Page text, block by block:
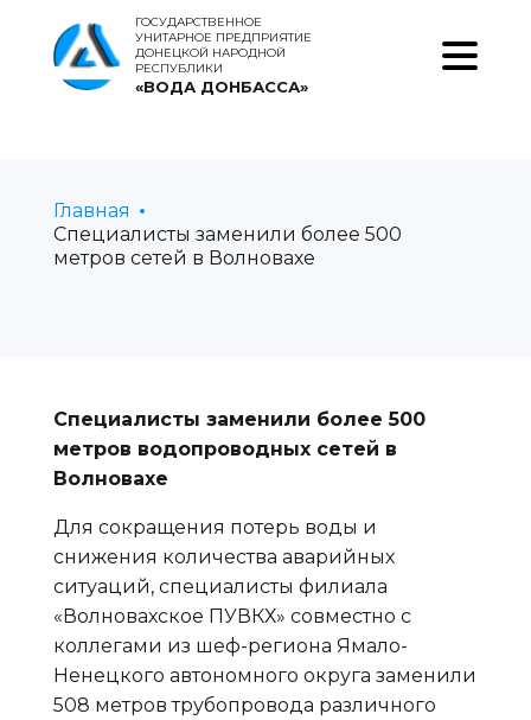
ГОСУДАРСТВЕННОЕ
УНИТАРНОЕ ПРЕДПРИЯТИЕ
ДОНЕЦКОЙ НАРОДНОЙ
РЕСПУБЛИКИ
«ВОДА ДОНБАССА»
Главная
Специалисты заменили более 500
метров сетей в Волновахе
Специалисты заменили более 500
метров водопроводных сетей в
Волновахе
Для сокращения потерь воды и
снижения количества аварийных
ситуаций, специалисты филиала
«Волновахское ПУВКХ» совместно с
коллегами из шеф-региона Ямало-
Ненецкого автономного округа заменили
508 метров трубопровода различного